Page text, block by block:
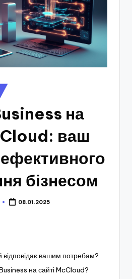
на
ваш
бізнесом
08.01.2025
відповідає вашим потребам?
на сайті McCloud?